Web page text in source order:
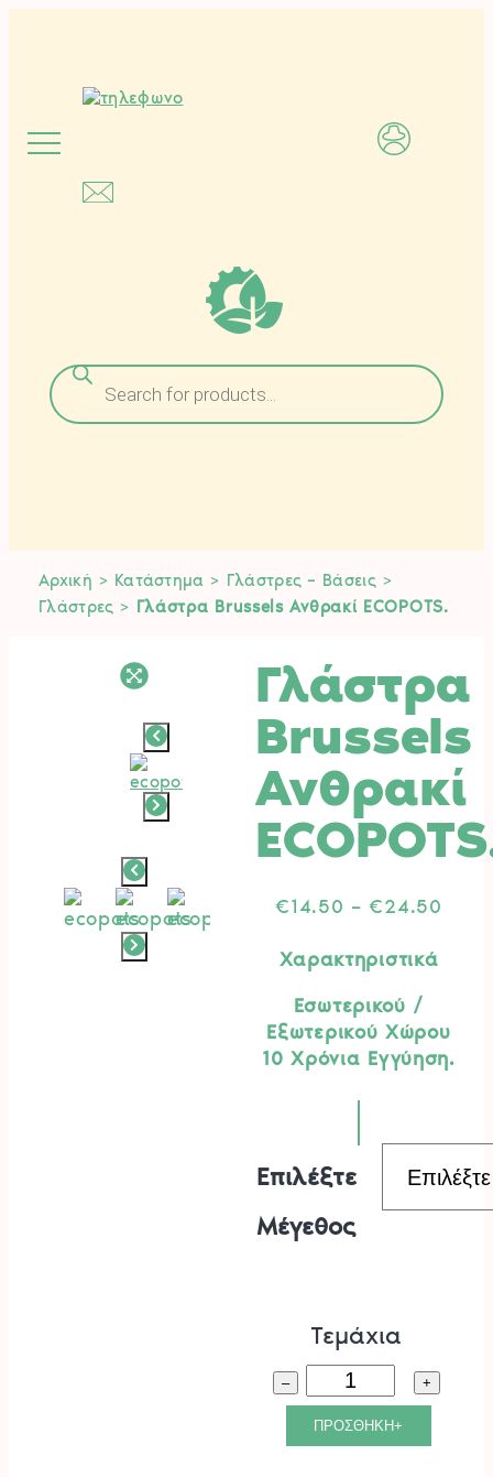
Αναζήτηση
προϊόντων
Αρχική > Κατάστημα > Γλάστρες – Βάσεις>
Γλάστρες > Γλάστρα Brussels Ανθρακί ECOPOTS.
Γλάστρα
Brussels
Ανθρακί
€14.50 – €24.50
Χαρακτηριστικά
Εσωτερικού /
Εξωτερικού Χώρου
10 Χρόνια Εγγύηση.
Επιλέξτε
Μέγεθος
Τεμάχια
–
Γλάστρα
Brussels
+
ΠΡΟΣΘΗΚΗ+